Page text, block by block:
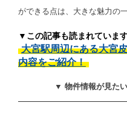
ができる点は、大きな魅力の一
▼この記事も読まれていま
大宮駅周辺にある大宮
内容をご紹介！
▼ 物件情報が見た